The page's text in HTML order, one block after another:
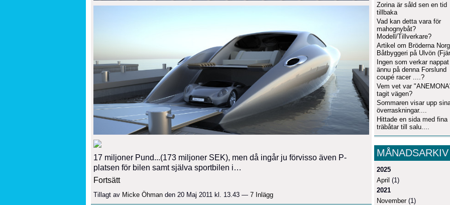
17 miljoner Pund...(173 miljoner SEK), men då ingår ju förvisso även P-
platsen för bilen samt själva sportbilen i…
Fortsätt
Tillagt av Micke Öhman den 20 Maj 2011 kl. 13.43 — 7 Inlägg
Zorina är såld sen en tid
tillbaka
Vad kan detta vara för
mahognybåt?
Modell/Tillverkare?
Artikel om Bröderna
Båtbyggeri på Ulvön
Ingen som verkar nappat
ännu på denna Forslund
coupé racer ....?
Vem vet var
tagit vägen?
Sommaren visar upp
överraskningar....
Hittade en sida med fina
träbåtar till salu....
MÅNADSARKIV
2025
April (1)
2021
November(1)